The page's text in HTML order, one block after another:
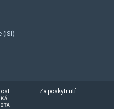
(ISI)
Za poskytnutí